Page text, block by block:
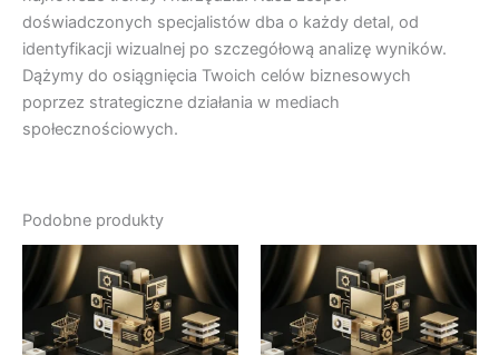
doświadczonych specjalistów dba o każdy detal, od
identyfikacji wizualnej po szczegółową analizę wyników.
Dążymy do osiągnięcia Twoich celów biznesowych
poprzez strategiczne działania w mediach
społecznościowych.
Podobne produkty